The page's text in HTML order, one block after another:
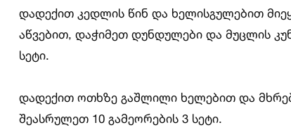
დადექით კედლის წინ და ხელისგულებით
აწვებით, დაჭიმეთ დუნდულები და მუცლის
სეტი.
დადექით ოთხზე გაშლილი ხელებით და
შეასრულეთ 10 გამეორების 3 სეტი.